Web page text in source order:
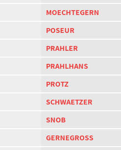
MOECHTEGERN
POSEUR
PRAHLER
PRAHLHANS
PROTZ
SCHWAETZER
SNOB
GERNEGROSS